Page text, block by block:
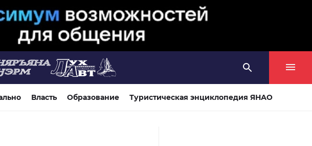
Власть Образование Туристическая энциклопедия ЯНАО